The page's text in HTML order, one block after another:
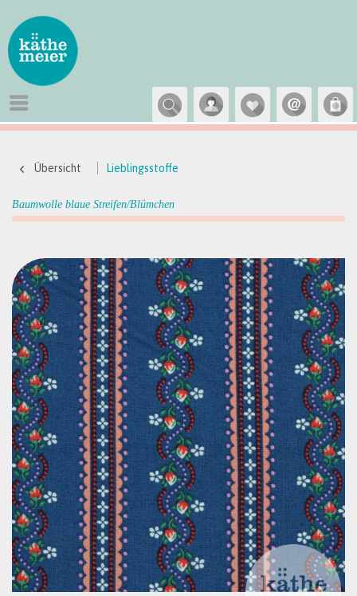
Übersicht Lieblingsstoffe
Baumwolle blaue Streifen/Blümchen